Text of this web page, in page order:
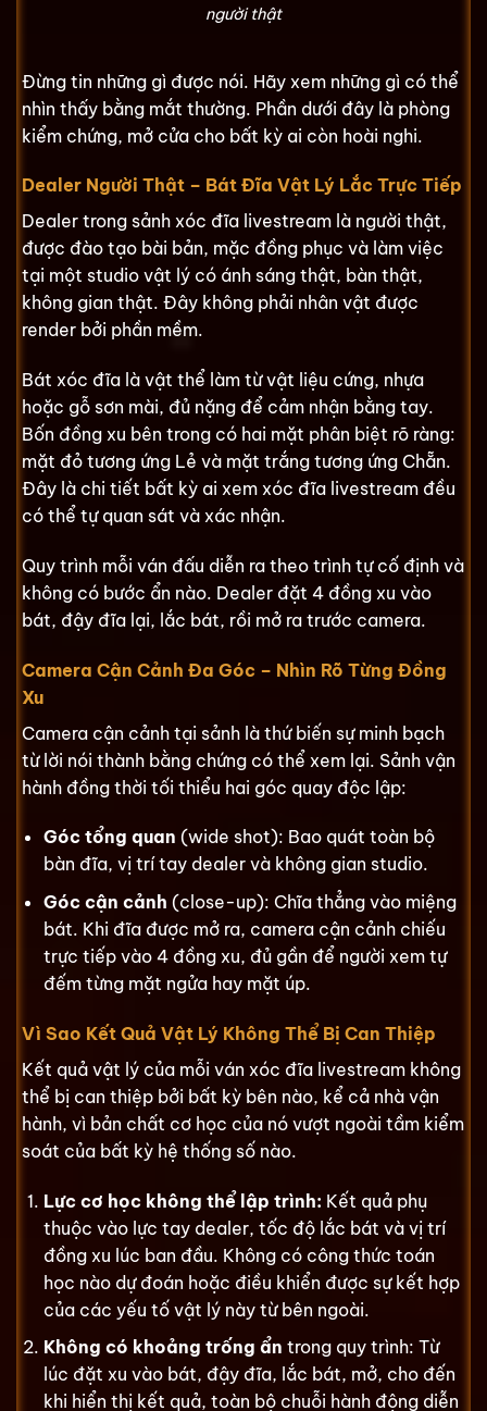
người thật
Đừng tin những gì được nói. Hãy xem những gì có thể
nhìn thấy bằng mắt thường. Phần dưới đây là phòng
kiểm chứng, mở cửa cho bất kỳ ai còn hoài nghi.
Dealer Người Thật – Bát Đĩa Vật Lý Lắc Trực Tiếp
Dealer trong sảnh xóc đĩa livestream là người thật,
được đào tạo bài bản, mặc đồng phục và làm việc
tại một studio vật lý có ánh sáng thật, bàn thật,
không gian thật. Đây không phải nhân vật được
render bởi phần mềm.
Bát xóc đĩa là vật thể làm từ vật liệu cứng, nhựa
hoặc gỗ sơn mài, đủ nặng để cảm nhận bằng tay.
Bốn đồng xu bên trong có hai mặt phân biệt rõ ràng:
mặt đỏ tương ứng Lẻ và mặt trắng tương ứng Chẵn.
Đây là chi tiết bất kỳ ai xem xóc đĩa livestream đều
có thể tự quan sát và xác nhận.
Quy trình mỗi ván đấu diễn ra theo trình tự cố định và
không có bước ẩn nào. Dealer đặt 4 đồng xu vào
bát, đậy đĩa lại, lắc bát, rồi mở ra trước camera.
Camera Cận Cảnh Đa Góc – Nhìn Rõ Từng Đồng
Xu
Camera cận cảnh tại sảnh là thứ biến sự minh bạch
từ lời nói thành bằng chứng có thể xem lại. Sảnh vận
hành đồng thời tối thiểu hai góc quay độc lập:
Góc tổng quan (wide shot): Bao quát toàn bộ
bàn đĩa, vị trí tay dealer và không gian studio.
Góc cận cảnh (close-up): Chĩa thẳng vào miệng
bát. Khi đĩa được mở ra, camera cận cảnh chiếu
trực tiếp vào 4 đồng xu, đủ gần để người xem tự
đếm từng mặt ngửa hay mặt úp.
Vì Sao Kết Quả Vật Lý Không Thể Bị Can Thiệp
Kết quả vật lý của mỗi ván xóc đĩa livestream không
thể bị can thiệp bởi bất kỳ bên nào, kể cả nhà vận
hành, vì bản chất cơ học của nó vượt ngoài tầm kiểm
soát của bất kỳ hệ thống số nào.
Lực cơ học không thể lập trình: Kết quả phụ
thuộc vào lực tay dealer, tốc độ lắc bát và vị trí
đồng xu lúc ban đầu. Không có công thức toán
học nào dự đoán hoặc điều khiển được sự kết hợp
của các yếu tố vật lý này từ bên ngoài.
Không có khoảng trống ẩn trong quy trình: Từ
lúc đặt xu vào bát, đậy đĩa, lắc bát, mở, cho đến
khi hiển thị kết quả, toàn bộ chuỗi hành động diễn